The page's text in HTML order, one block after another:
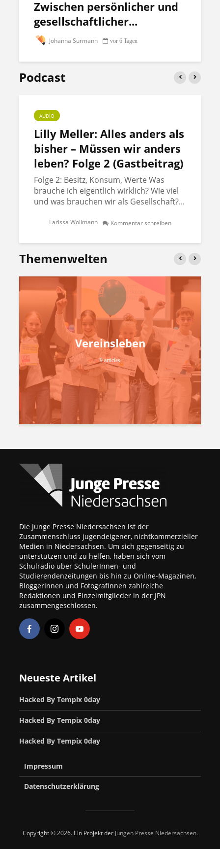
Zwischen persönlicher und
gesellschaftlicher...
Johanna Surmann vor 6 Tagen
Podcast
AUDIO
Lilly Meller: Alles anders als
bisher – Müssen wir anders
leben? Folge 2 (Gastbeitrag)
Folge 2: Besitz, Konsum, Werte Was
brauche ich eigentlich wirklich? Wie viel
und was brauchen wir als Gesellschaft?...
Larissa Wollmann Kommentar schreiben
Themenwelten
Vereinsleben
9 articles
Die Junge Presse Niedersachsen ist der
Zusammenschluss jugendeigener, nichtkommerzieller
Medien in Niedersachsen. Um sich gegenseitig zu
unterstützen und zu helfen, haben sich vom
Schulradio über SchülerInnen- und
Studierendenzeitungen bis hin zu Online-Magazinen,
BloggerInnen und FotografInnen zahlreiche
Redaktionen und Einzelmitglieder in der JPN
zusammengeschlossen.
Neueste Artikel
Hacked By Tempix 0day
Hacked By Tempix 0day
Hacked By Tempix 0day
Impressum
Datenschutzerklärung
Copyright © 2026. Ein Projekt der Jungen Presse Niedersachsen.